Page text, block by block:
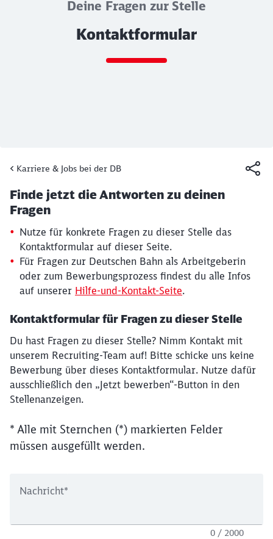
Deine Fragen zur Stelle
Kontaktformular
Ende des Sliders
Karriere & Jobs bei der DB
19. März 2026, 15:13 Uhr
Artikel:
Kontaktformular
Finde jetzt die Antworten zu deinen
Fragen
Nutze für konkrete Fragen zu dieser Stelle das
Kontaktformular auf dieser Seite.
Für Fragen zur Deutschen Bahn als Arbeitgeberin
oder zum Bewerbungsprozess findest du alle Infos
auf unserer Hilfe-und-Kontakt-Seite.
Kontaktformular für Fragen zu dieser Stelle
Du hast Fragen zu dieser Stelle? Nimm Kontakt mit
unserem Recruiting-Team auf! Bitte schicke uns keine
Bewerbung über dieses Kontaktformular. Nutze dafür
ausschließlich den „Jetzt bewerben“-Button in den
Stellenanzeigen.
* Alle mit Sternchen (*) markierten Felder
müssen ausgefüllt werden.
Nachricht*
0 / 2000